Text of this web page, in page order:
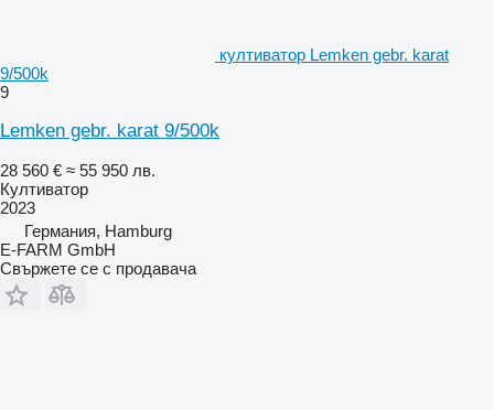
култиватор Lemken gebr. karat
9/500k
9
Lemken gebr. karat 9/500k
28 560 € ≈ 55 950 лв.
Култиватор
2023
Германия, Hamburg
E-FARM GmbH
Свържете се с продавача